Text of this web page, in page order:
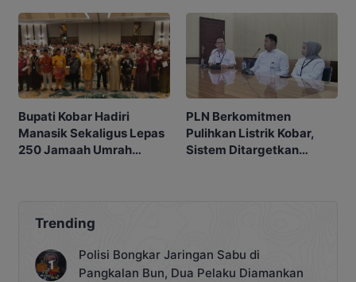
Bupati Kobar Hadiri
Manasik Sekaligus Lepas
250 Jamaah Umrah
PLN Berkomitmen
Pulihkan Listrik Kobar,
Sistem Ditargetkan
Trending
Polisi Bongkar Jaringan Sabu di
Pangkalan Bun, Dua Pelaku Diamankan